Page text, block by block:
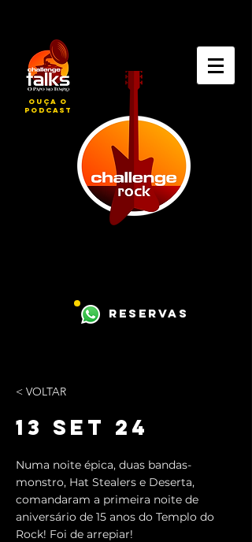
ouça o
podcast
reservas
< VOLTAR
13 SET 24
Numa noite épica, duas bandas-
monstro, Hat Stealers e Deserta,
comandaram a primeira noite de
aniversário de 15 anos do Templo do
Rock! Foi de arrepiar!